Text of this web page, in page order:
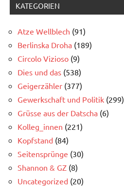
KATEGORIEN
Atze Wellblech (91)
Berlinska Droha (189)
Circolo Vizioso (9)
Dies und das (538)
Geigerzähler (377)
Gewerkschaft und Politik (299)
Grüsse aus der Datscha (6)
Kolleg_innen (221)
Kopfstand (84)
Seitensprünge (30)
Shannon & GZ (8)
Uncategorized (20)